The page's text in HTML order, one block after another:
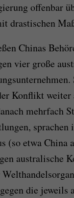
offenbar
drastischen
Chinas
vier große
Konflikt weiter
mehrfach
sprachen
(so etwa China
australische
die jeweils